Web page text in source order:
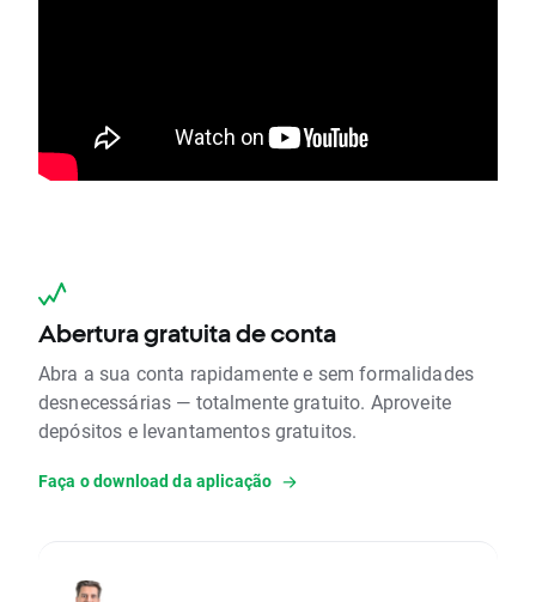
Abertura gratuita de conta
Abra a sua conta rapidamente e sem formalidades
desnecessárias — totalmente gratuito. Aproveite
depósitos e levantamentos gratuitos.
Faça o download da aplicação